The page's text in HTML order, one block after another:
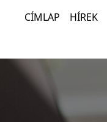
Fő navigáció
CÍMLAP HÍREK